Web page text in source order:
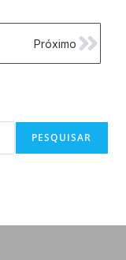
Próximo
PESQUISAR